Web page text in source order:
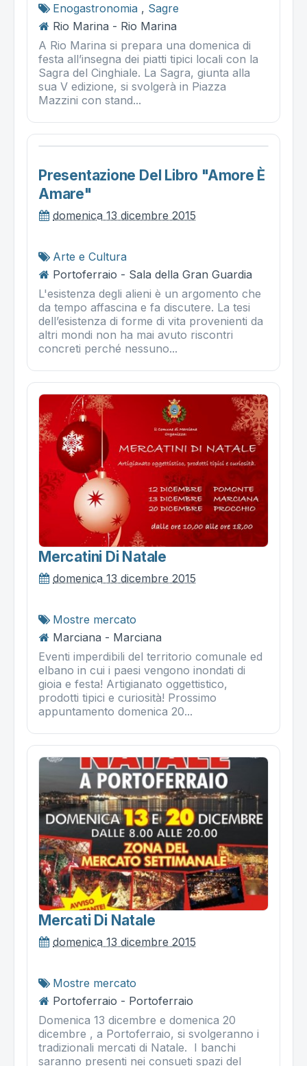
Enogastronomia , Sagre
Rio Marina - Rio Marina
A Rio Marina si prepara una domenica di
festa all’insegna dei piatti tipici locali con la
Sagra del Cinghiale. La Sagra, giunta alla
sua V edizione, si svolgerà in Piazza
Mazzini con stand...
Presentazione Del Libro "amore È
Amare"
domenica 13 dicembre 2015
Arte e Cultura
Portoferraio - Sala della Gran Guardia
L'esistenza degli alieni è un argomento che
da tempo affascina e fa discutere. La tesi
dell’esistenza di forme di vita provenienti da
altri mondi non ha mai avuto riscontri
concreti perché nessuno...
Mercatini Di Natale
domenica 13 dicembre 2015
Mostre mercato
Marciana - Marciana
Eventi imperdibili del territorio comunale ed
elbano in cui i paesi vengono inondati di
gioia e festa! Artigianato oggettistico,
prodotti tipici e curiosità! Prossimo
appuntamento domenica 20...
Mercati Di Natale
domenica 13 dicembre 2015
Mostre mercato
Portoferraio - Portoferraio
Domenica 13 dicembre e domenica 20
dicembre , a Portoferraio, si svolgeranno i
tradizionali mercati di Natale. I banchi
saranno presenti nei consueti spazi del